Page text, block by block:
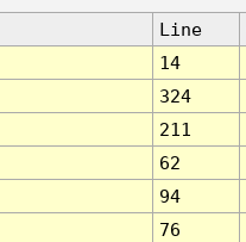
Line
14
324
211
62
94
76